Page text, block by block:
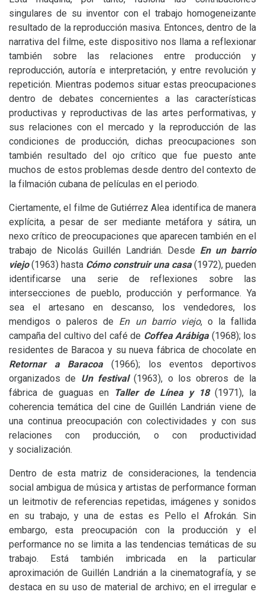
singulares de su inventor con el trabajo homogeneizante
resultado de la reproducción masiva. Entonces, dentro de la
narrativa del filme, este dispositivo nos llama a reflexionar
también sobre las relaciones entre producción y
reproducción, autoría e interpretación, y entre revolución y
repetición. Mientras podemos situar estas preocupaciones
dentro de debates concernientes a las características
productivas y reproductivas de las artes performativas, y
sus relaciones con el mercado y la reproducción de las
condiciones de producción, dichas preocupaciones son
también resultado del ojo crítico que fue puesto ante
muchos de estos problemas desde dentro del contexto de
la filmación cubana de películas en el periodo.
Ciertamente, el filme de Gutiérrez Alea identifica de manera
explícita, a pesar de ser mediante metáfora y sátira, un
nexo crítico de preocupaciones que aparecen también en el
trabajo de Nicolás Guillén Landrián. Desde En un barrio
viejo (1963) hasta Cómo construir una casa(1972), pueden
identificarse una serie de reflexiones sobre las
intersecciones de pueblo, producción y performance. Ya
sea el artesano en descanso, los vendedores, los
mendigos o paleros de En un barrio viejo, o la fallida
campaña del cultivo del café de Coffea Arábiga(1968); los
residentes de Baracoa y su nueva fábrica de chocolate en
Retornar a Baracoa(1966); los eventos deportivos
organizados de Un festival(1963), o los obreros de la
fábrica de guaguas en
Taller de Línea y 18 (1971), la
coherencia temática del cine de Guillén Landrián viene de
una continua preocupación con colectividades y con sus
relaciones con producción, o con productividad
y socialización.
Dentro de esta matriz de consideraciones, la tendencia
social ambigua de música y artistas de performance forman
un leitmotiv de referencias repetidas, imágenes y sonidos
en su trabajo, y una de estas es Pello el Afrokán. Sin
embargo, esta preocupación con la producción y el
performance no se limita a las tendencias temáticas de su
trabajo. Está también imbricada en la particular
aproximación de Guillén Landrián a la cinematografía, y se
destaca en su uso de material de archivo; en el irregular e